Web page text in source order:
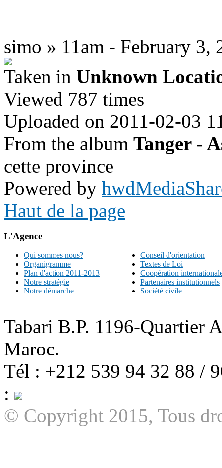
simo » 11am - February 3,
Taken in Unknown
Viewed 787 times
Uploaded on 2011-02-03
From the album Tanger -
cette province
Powered by
Haut de la page
L'Agence
Qui sommes nous?
Organigramme
Plan d'action 2011-2013
Notre stratégie
Notre démarche
Conseil d'orientation
Textes de Loi
Coopération
Partenaires institutionnels
Société civile
Tabari B.P. 1196-Quartier
Maroc.
Tél : +212 539 94 32 88 /
:
© Copyright 2015, Tous